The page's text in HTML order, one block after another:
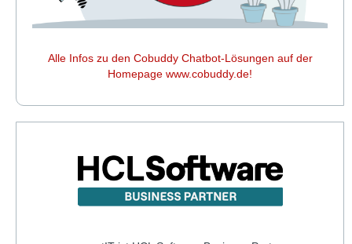
Alle Infos zu den Cobuddy Chatbot-Lösungen auf der
Homepage www.cobuddy.de!